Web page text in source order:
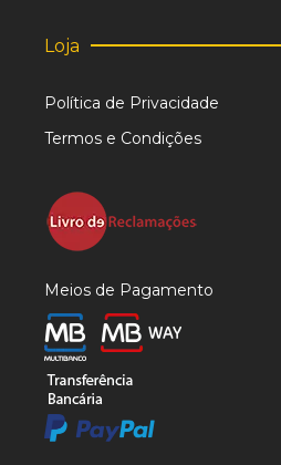
Loja
Política de Privacidade
Termos e Condições
Meios de Pagamento